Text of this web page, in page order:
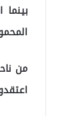
من
اعتقدوا